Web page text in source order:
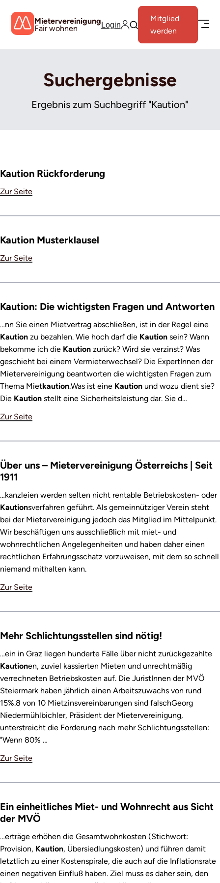
Mietervereinigung
Fair wohnen Login
Mitglied
werden
Suchergebnisse
Ergebnis zum Suchbegriff "Kaution"
Kaution Rückforderung
Zur Seite
Kaution Musterklausel
Zur Seite
Kaution: Die wichtigsten Fragen und Antworten
…nn Sie einen Mietvertrag abschließen, ist in der Regel eine
Kaution zu bezahlen. Wie hoch darf die Kaution sein? Wann
bekomme ich die Kaution zurück? Wird sie verzinst? Was
geschieht bei einem Vermieterwechsel? Die ExpertInnen der
Mietervereinigung beantworten die wichtigsten Fragen zum
Thema Mietkaution.Was ist eine Kaution und wozu dient sie?
Die Kaution stellt eine Sicherheitsleistung dar. Sie d…
Zur Seite
Über uns – Mietervereinigung Österreichs | Seit
1911
…kanzleien werden selten nicht rentable Betriebskosten- oder
Kautionsverfahren geführt. Als gemeinnütziger Verein steht
bei der Mietervereinigung jedoch das Mitglied im Mittelpunkt.
Wir beschäftigen uns ausschließlich mit miet- und
wohnrechtlichen Angelegenheiten und haben daher einen
rechtlichen Erfahrungsschatz vorzuweisen, mit dem so schnell
niemand mithalten kann.
Zur Seite
Mehr Schlichtungsstellen sind nötig!
…ein in Graz liegen hunderte Fälle über nicht zurückgezahlte
Kautionen, zuviel kassierten Mieten und unrechtmäßig
verrechneten Betriebskosten auf. Die JuristInnen der MVÖ
Steiermark haben jährlich einen Arbeitszuwachs von rund
15%.8 von 10 Mietzinsvereinbarungen sind falschGeorg
Niedermühlbichler, Präsident der Mietervereinigung,
unterstreicht die Forderung nach mehr Schlichtungsstellen:
"Wenn 80% …
Zur Seite
Ein einheitliches Miet- und Wohnrecht aus Sicht
der MVÖ
…erträge erhöhen die Gesamtwohnkosten (Stichwort:
Provision, Kaution, Übersiedlungskosten) und führen damit
letztlich zu einer Kostenspirale, die auch auf die Inflationsrate
einen negativen Einfluß haben. Ziel muss es daher sein, den